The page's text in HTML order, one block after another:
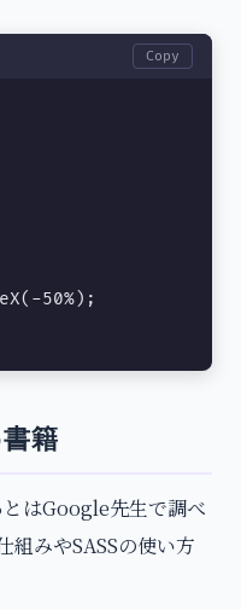
Copy
50%);
籍
とはGoogle先生で調べ
組みやSASSの使い方